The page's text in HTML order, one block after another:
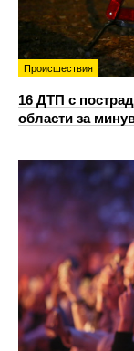
Происшествия
16 ДТП с
области за